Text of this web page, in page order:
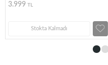
3.999 TL
Stokta Kalmadı